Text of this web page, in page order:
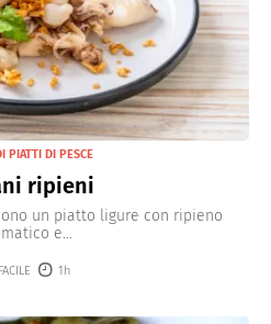
PIATTI DI PESCE
ripieni
un piatto ligure con ripieno
e...
FACILE 1h